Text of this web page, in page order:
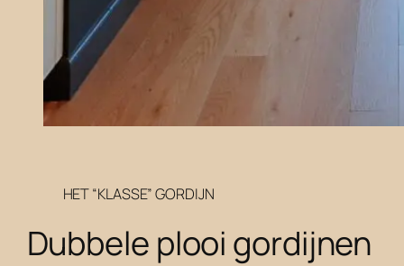
HET “KLASSE” GORDIJN
Dubbele plooi gordijnen